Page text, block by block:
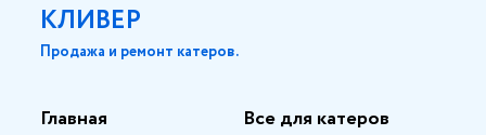
КЛИВЕР
Продажа и ремонт катеров.
Главная Все для катеров